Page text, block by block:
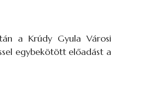
a Krúdy Gyula Városi
egybekötött előadást a